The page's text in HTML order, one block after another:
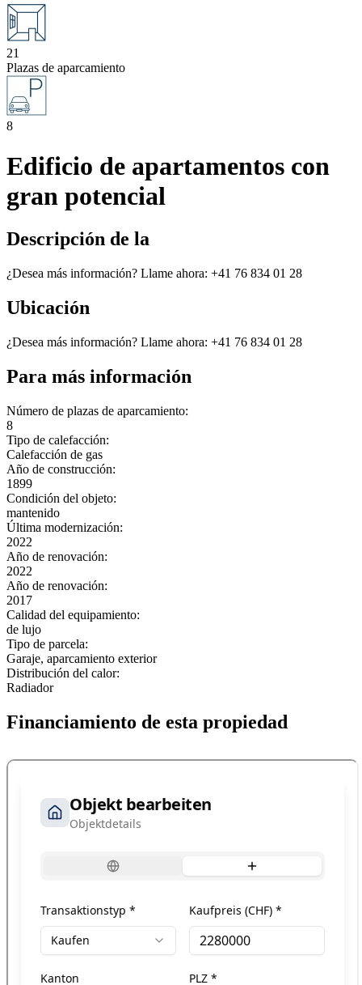
21
Plazas de aparcamiento
8
Edificio de apartamentos con
gran potencial
Descripción de la
¿Desea más información? Llame ahora: +41 76 834 01 28
Ubicación
¿Desea más información? Llame ahora: +41 76 834 01 28
Para más información
Número de plazas de aparcamiento:
8
Tipo de calefacción:
Calefacción de gas
Año de construcción:
1899
Condición del objeto:
mantenido
Última modernización:
2022
Año de renovación:
2022
Año de renovación:
2017
Calidad del equipamiento:
de lujo
Tipo de parcela:
Garaje, aparcamiento exterior
Distribución del calor:
Radiador
Financiamiento de esta propiedad